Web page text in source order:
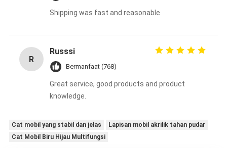
Shipping was fast and reasonable
R
Russsi
Bermanfaat (768)
Great service, good products and product
knowledge.
Cat mobil yang stabil dan jelas
Lapisan mobil akrilik tahan pudar
Cat Mobil Biru Hijau Multifungsi